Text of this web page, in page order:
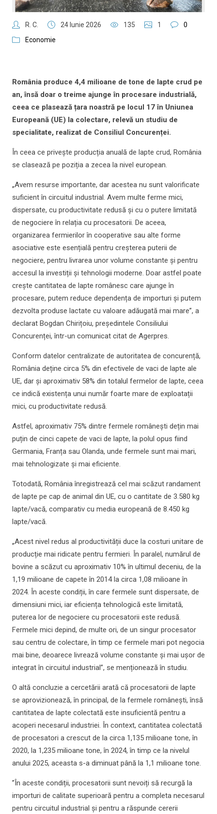
R. C. 24 Iunie 2026 135 1
0
Economie
România produce 4,4 milioane de tone de lapte crud pe
an, însă doar o treime ajunge în procesare industrială,
ceea ce plasează țara noastră pe locul 17 în Uniunea
Europeană (UE) la colectare, relevă un studiu de
specialitate, realizat de Consiliul Concurenței.
În ceea ce privește producția anuală de lapte crud, România
se clasează pe poziția a zecea la nivel european.
„Avem resurse importante, dar acestea nu sunt valorificate
suficient în circuitul industrial. Avem multe ferme mici,
dispersate, cu productivitate redusă și cu o putere limitată
de negociere în relația cu procesatorii. De aceea,
organizarea fermierilor în cooperative sau alte forme
asociative este esențială pentru creșterea puterii de
negociere, pentru livrarea unor volume constante și pentru
accesul la investiții și tehnologii moderne. Doar astfel poate
crește cantitatea de lapte românesc care ajunge în
procesare, putem reduce dependența de importuri și putem
dezvolta produse lactate cu valoare adăugată mai mare”, a
declarat Bogdan Chirițoiu, președintele Consiliului
Concurenței, într-un comunicat citat de Agerpres.
Conform datelor centralizate de autoritatea de concurență,
România deține circa 5% din efectivele de vaci de lapte ale
UE, dar și aproximativ 58% din totalul fermelor de lapte, ceea
ce indică existența unui număr foarte mare de exploatații
mici, cu productivitate redusă.
Astfel, aproximativ 75% dintre fermele românești dețin mai
puțin de cinci capete de vaci de lapte, la polul opus fiind
Germania, Franța sau Olanda, unde fermele sunt mai mari,
mai tehnologizate și mai eficiente.
Totodată, România înregistrează cel mai scăzut randament
de lapte pe cap de animal din UE, cu o cantitate de 3.580 kg
lapte/vacă, comparativ cu media europeană de 8.450 kg
lapte/vacă.
„Acest nivel redus al productivității duce la costuri unitare de
producție mai ridicate pentru fermieri. În paralel, numărul de
bovine a scăzut cu aproximativ 10% în ultimul deceniu, de la
1,19 milioane de capete în 2014 la circa 1,08 milioane în
2024. În aceste condiții, în care fermele sunt dispersate, de
dimensiuni mici, iar eficiența tehnologică este limitată,
puterea lor de negociere cu procesatorii este redusă.
Fermele mici depind, de multe ori, de un singur procesator
sau centru de colectare, în timp ce fermele mari pot negocia
mai bine, deoarece livrează volume constante și mai ușor de
integrat în circuitul industrial”, se menționează în studiu.
O altă concluzie a cercetării arată că procesatorii de lapte
se aprovizionează, în principal, de la fermele românești, însă
cantitatea de lapte colectată este insuficientă pentru a
acoperi necesarul industriei. În context, cantitatea colectată
de procesatori a crescut de la circa 1,135 milioane tone, în
2020, la 1,235 milioane tone, în 2024, în timp ce la nivelul
anului 2025, aceasta s-a diminuat până la 1,1 milioane tone.
”În aceste condiții, procesatorii sunt nevoiți să recurgă la
importuri de calitate superioară pentru a completa necesarul
pentru circuitul industrial și pentru a răspunde cererii